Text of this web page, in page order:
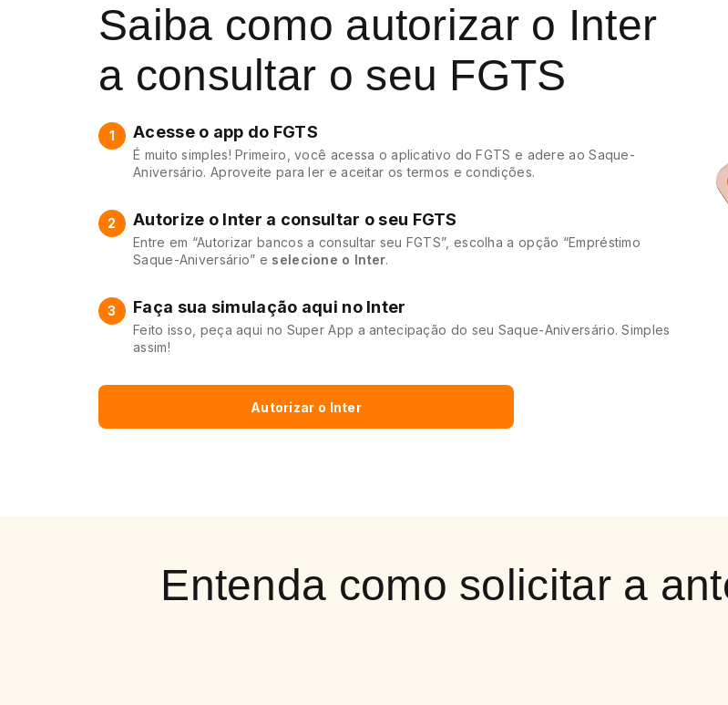
Saiba como autorizar o Inter
a consultar o seu FGTS
1 Acesse o app do FGTS
É muito simples! Primeiro, você acessa o aplicativo do FGTS e adere ao Saque-
Aniversário. Aproveite para ler e aceitar os termos e condições.
2 Autorize o Inter a consultar o seu FGTS
Entre em “Autorizar bancos a consultar seu FGTS”, escolha a opção “Empréstimo
Saque-Aniversário” e selecione o Inter.
3 Faça sua simulação aqui no Inter
Feito isso, peça aqui no Super App a antecipação do seu Saque-Aniversário. Simples
assim!
Autorizar o Inter
Entenda como solicitar a